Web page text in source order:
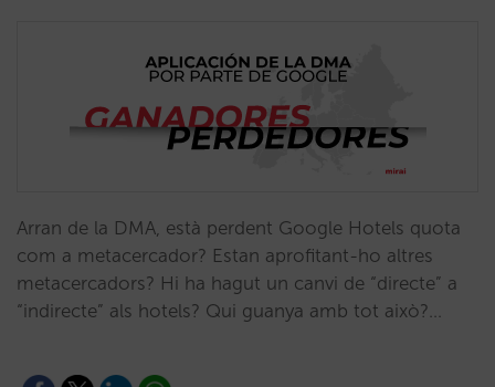
Arran de la DMA, està perdent Google Hotels quota
com a metacercador? Estan aprofitant-ho altres
metacercadors? Hi ha hagut un canvi de “directe” a
“indirecte” als hotels? Qui guanya amb tot això?…